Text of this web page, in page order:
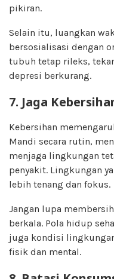
pikiran.
Selain itu, luangkan
bersosialisasi dengan
tubuh tetap rileks,
depresi berkurang.
7. Jaga
Kebersihan
Mandi secara rutin,
menjaga lingkungan
penyakit. Lingkungan
lebih tenang dan fokus.
Jangan lupa
berkala. Pola hidup
juga kondisi
fisik dan mental.